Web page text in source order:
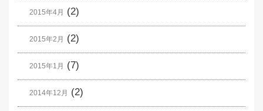
2015年4月 (2)
2015年2月 (2)
2015年1月 (7)
2014年12月 (2)